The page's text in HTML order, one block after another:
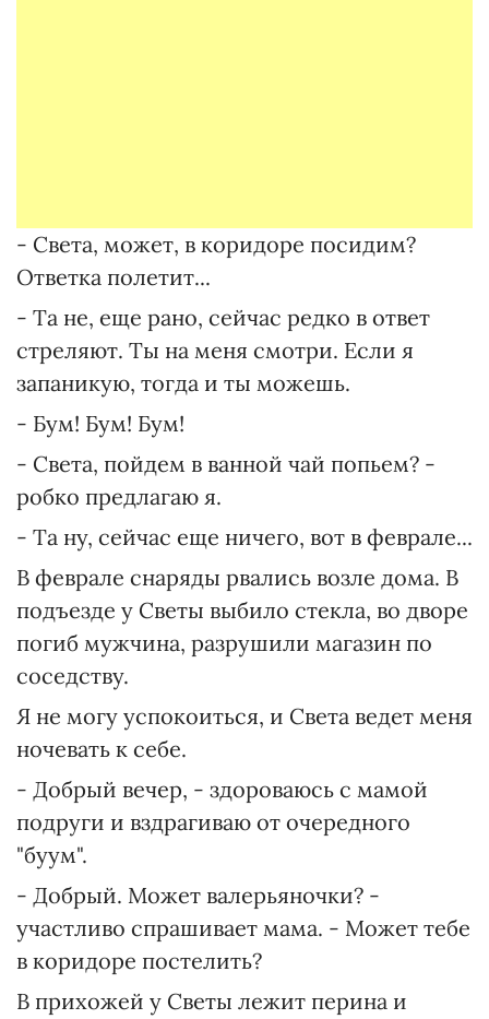
- Света, может, в коридоре посидим?
Ответка полетит...
- Та не, еще рано, сейчас редко в ответ
стреляют. Ты на меня смотри. Если я
запаникую, тогда и ты можешь.
- Бум! Бум! Бум!
- Света, пойдем в ванной чай попьем? -
робко предлагаю я.
- Та ну, сейчас еще ничего, вот в феврале...
В феврале снаряды рвались возле дома. В
подъезде у Светы выбило стекла, во дворе
погиб мужчина, разрушили магазин по
соседству.
Я не могу успокоиться, и Света ведет меня
ночевать к себе.
- Добрый вечер, - здороваюсь с мамой
подруги и вздрагиваю от очередного
"буум".
- Добрый. Может валерьяночки? -
участливо спрашивает мама. - Может тебе
в коридоре постелить?
В прихожей у Светы лежит перина и